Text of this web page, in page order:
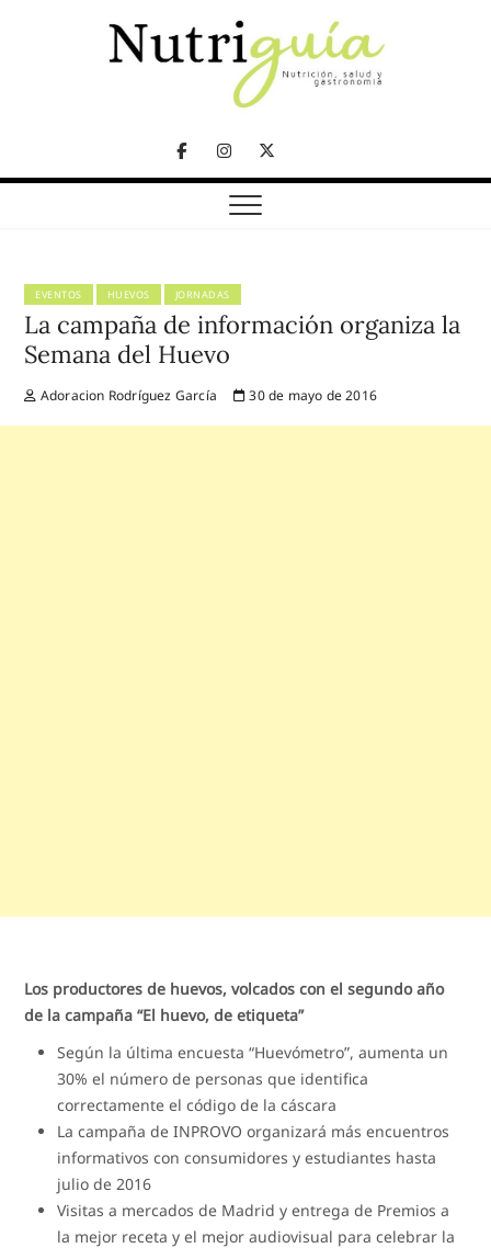
FacebookInstagram
Twitter
Telegram
Nutriguía (Desde
2002)
EVENTOS HUEVOS JORNADAS
La campaña de información organiza la
Semana del Huevo
Adoracion Rodríguez García 30 de mayo de 2016
Los productores de huevos, volcados con el segundo año
de la campaña “El huevo, de etiqueta”
Según la última encuesta “Huevómetro”, aumenta un
30% el número de personas que identifica
correctamente el código de la cáscara
La campaña de INPROVO organizará más encuentros
informativos con consumidores y estudiantes hasta
julio de 2016
Visitas a mercados de Madrid y entrega de Premios a
la mejor receta y el mejor audiovisual para celebrar la